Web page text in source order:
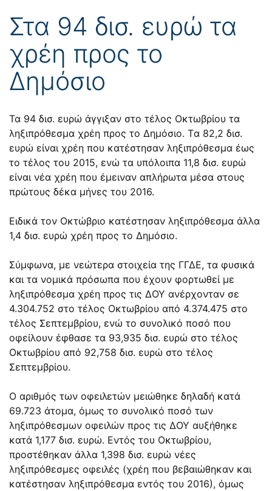
Στα 94 δισ. ευρώ τα
χρέη προς το
Δημόσιο
Τα 94 δισ. ευρώ άγγιξαν στο τέλος Οκτωβρίου τα
ληξιπρόθεσμα χρέη προς το Δημόσιο. Tα 82,2 δισ.
ευρώ είναι χρέη που κατέστησαν ληξιπρόθεσμα έως
το τέλος του 2015, ενώ τα υπόλοιπα 11,8 δισ. ευρώ
είναι νέα χρέη που έμειναν απλήρωτα μέσα στους
πρώτους δέκα μήνες του 2016.
Ειδικά τον Οκτώβριο κατέστησαν ληξιπρόθεσμα άλλα
1,4 δισ. ευρώ χρέη προς το Δημόσιο.
Σύμφωνα, με νεώτερα στοιχεία της ΓΓΔΕ, τα φυσικά
και τα νομικά πρόσωπα που έχουν φορτωθεί με
ληξιπρόθεσμα χρέη προς τις ΔΟΥ ανέρχονταν σε
4.304.752 στο τέλος Οκτωβρίου από 4.374.475 στο
τέλος Σεπτεμβρίου, ενώ το συνολικό ποσό που
οφείλουν έφθασε τα 93,935 δισ. ευρώ στο τέλος
Οκτωβρίου από 92,758 δισ. ευρώ στο τέλος
Σεπτεμβρίου.
Ο αριθμός των οφειλετών μειώθηκε δηλαδή κατά
69.723 άτομα, όμως το συνολικό ποσό των
ληξιπρόθεσμων οφειλών προς τις ΔΟΥ αυξήθηκε
κατά 1,177 δισ. ευρώ. Εντός του Οκτωβρίου,
προστέθηκαν άλλα 1,398 δισ. ευρώ νέες
ληξιπρόθεσμες οφειλές (χρέη που βεβαιώθηκαν και
κατέστησαν ληξιπρόθεσμα εντός του 2016), όμως